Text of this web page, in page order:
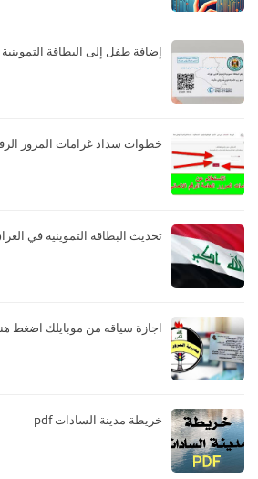
إضافة طفل إلى البطاقة التموينية في
خطوات سداد غرامات المرور
تحديث البطاقة التموينية في
اجازة سياقه من موبايلك اضغط
خريطة مدينة السادات pdf